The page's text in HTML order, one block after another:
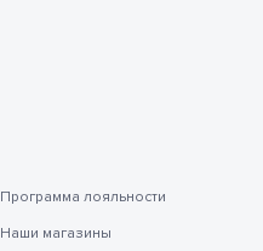
Программа лояльности
Наши магазины